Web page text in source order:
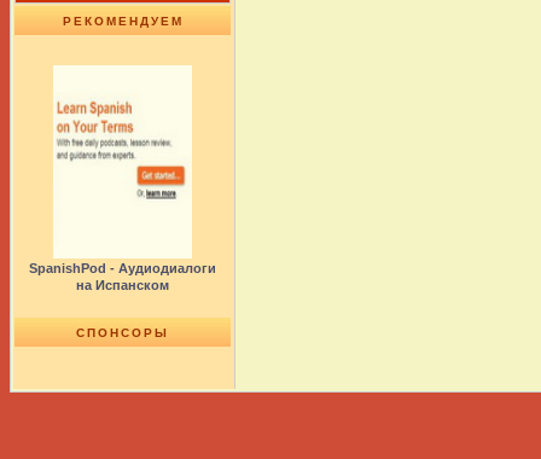
РЕКОМЕНДУЕМ
SpanishPod - Аудиодиалоги
на Испанском
СПОНСОРЫ